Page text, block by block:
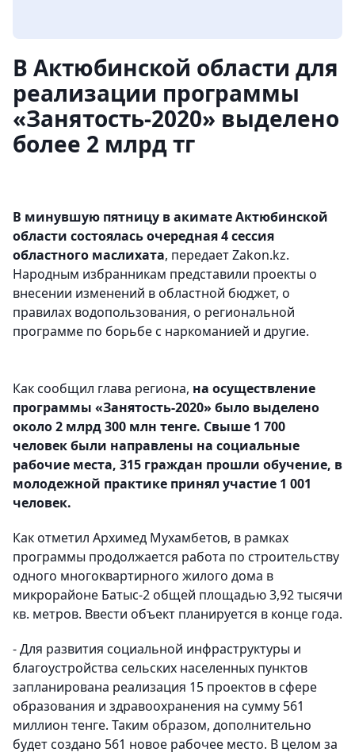
В Актюбинской области для
реализации программы
«Занятость-2020» выделено
более 2 млрд тг
В минувшую пятницу в акимате Актюбинской
области состоялась очередная 4 сессия
областного маслихата, передает Zakon.kz.
Народным избранникам представили проекты о
внесении изменений в областной бюджет, о
правилах водопользования, о региональной
программе по борьбе с наркоманией и другие.
Как сообщил глава региона, на осуществление
программы «Занятость-2020» было выделено
около 2 млрд 300 млн тенге. Свыше 1 700
человек были направлены на социальные
рабочие места, 315 граждан прошли обучение, в
молодежной практике принял участие 1 001
человек.
Как отметил Архимед Мухамбетов, в рамках
программы продолжается работа по строительству
одного многоквартирного жилого дома в
микрорайоне Батыс-2 общей площадью 3,92 тысячи
кв. метров. Ввести объект планируется в конце года.
- Для развития социальной инфраструктуры и
благоустройства сельских населенных пунктов
запланирована реализация 15 проектов в сфере
образования и здравоохранения на сумму 561
миллион тенге. Таким образом, дополнительно
будет создано 561 новое рабочее место. В целом за